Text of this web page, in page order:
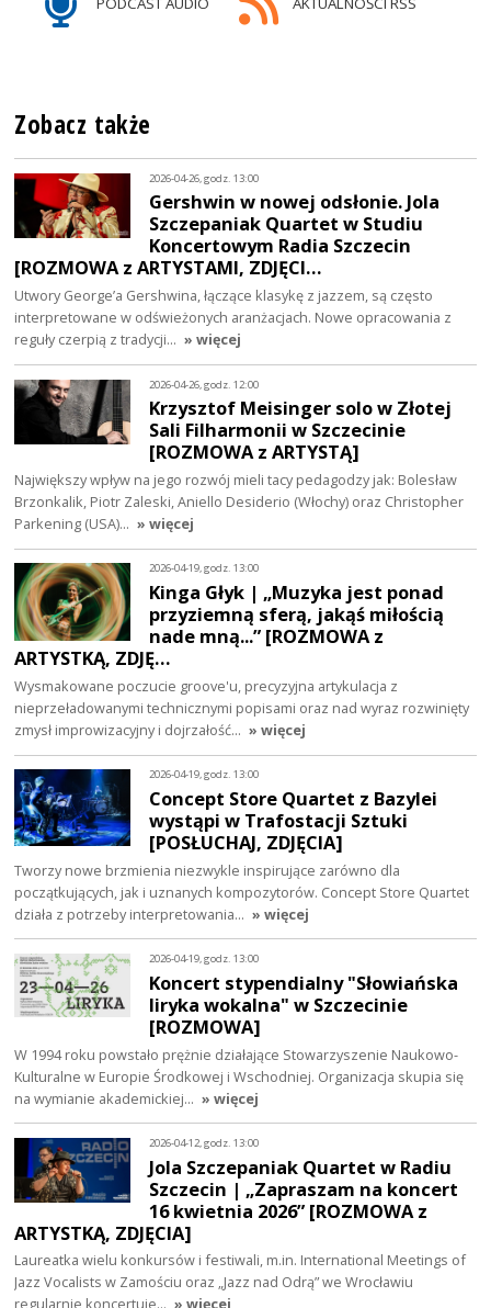
Zobacz także
2026-04-26, godz. 13:00
Gershwin w nowej odsłonie. Jola
Szczepaniak Quartet w Studiu
Koncertowym Radia Szczecin
[ROZMOWA z ARTYSTAMI, ZDJĘCI…
Utwory George’a Gershwina, łączące klasykę z jazzem, są często
interpretowane w odświeżonych aranżacjach. Nowe opracowania z
reguły czerpią z tradycji… » więcej
2026-04-26, godz. 12:00
Krzysztof Meisinger solo w Złotej
Sali Filharmonii w Szczecinie
[ROZMOWA z ARTYSTĄ]
Największy wpływ na jego rozwój mieli tacy pedagodzy jak: Bolesław
Brzonkalik, Piotr Zaleski, Aniello Desiderio (Włochy) oraz Christopher
Parkening (USA)… » więcej
2026-04-19, godz. 13:00
Kinga Głyk | „Muzyka jest ponad
przyziemną sferą, jakąś miłością
nade mną...” [ROZMOWA z
ARTYSTKĄ, ZDJĘ…
Wysmakowane poczucie groove'u, precyzyjna artykulacja z
nieprzeładowanymi technicznymi popisami oraz nad wyraz rozwinięty
zmysł improwizacyjny i dojrzałość… » więcej
2026-04-19, godz. 13:00
Concept Store Quartet z Bazylei
wystąpi w Trafostacji Sztuki
[POSŁUCHAJ, ZDJĘCIA]
Tworzy nowe brzmienia niezwykle inspirujące zarówno dla
początkujących, jak i uznanych kompozytorów. Concept Store Quartet
działa z potrzeby interpretowania… » więcej
2026-04-19, godz. 13:00
Koncert stypendialny "Słowiańska
liryka wokalna" w Szczecinie
[ROZMOWA]
W 1994 roku powstało prężnie działające Stowarzyszenie Naukowo-
Kulturalne w Europie Środkowej i Wschodniej. Organizacja skupia się
na wymianie akademickiej… » więcej
2026-04-12, godz. 13:00
Jola Szczepaniak Quartet w Radiu
Szczecin | „Zapraszam na koncert
16 kwietnia 2026” [ROZMOWA z
ARTYSTKĄ, ZDJĘCIA]
Laureatka wielu konkursów i festiwali, m.in. International Meetings of
Jazz Vocalists w Zamościu oraz „Jazz nad Odrą” we Wrocławiu